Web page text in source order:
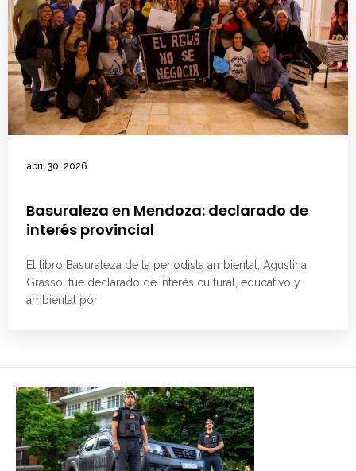
abril 30, 2026
Basuraleza en Mendoza: declarado de
interés provincial
El libro Basuraleza de la periodista ambiental, Agustina
Grasso, fue declarado de interés cultural, educativo y
ambiental por